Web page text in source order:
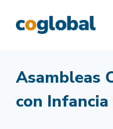
content
Asambleas
con